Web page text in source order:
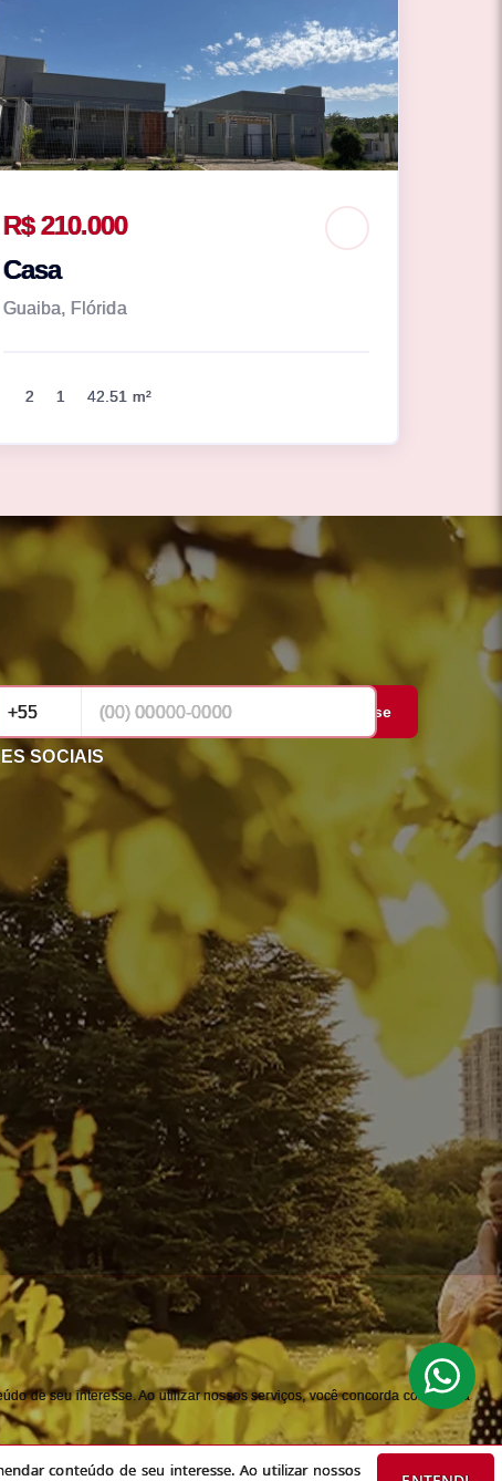
R$ 210.000
Casa
Guaiba, Flórida
2 1 42.51 m²
Cadastrar-se
SOCIAIS
de seu interesse. Ao utilizar nossos serviços, você concorda com nossa
conteúdo de seu interesse. Ao utilizar nossos